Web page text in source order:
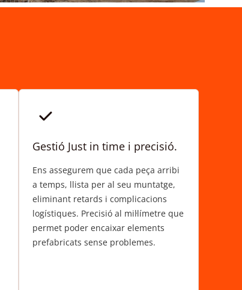
Gestió Just in time i precisió.
Ens assegurem que cada peça arribi
a temps, llista per al seu muntatge,
eliminant retards i complicacions
logístiques. Precisió al mil·límetre que
permet poder encaixar elements
prefabricats sense problemes.